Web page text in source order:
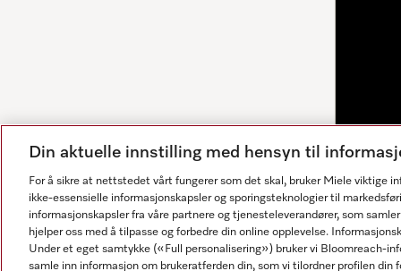
Svarene genereres av AI. Vår assistent kan hjelpe deg med
Din aktuelle innstilling med hensyn til
For å sikre at nettstedet vårt fungerer som det skal, bruker Miele viktige
ikke-essensielle informasjonskapsler og sporingsteknologier til
informasjonskapsler fra våre partnere og tjenesteleverandører, som
hjelper oss med å tilpasse og forbedre din online opplevelse.
Under et eget samtykke («Full personalisering») bruker vi Bloomreach-
samle inn informasjon om brukeratferden din, som vi tilordner profilen din